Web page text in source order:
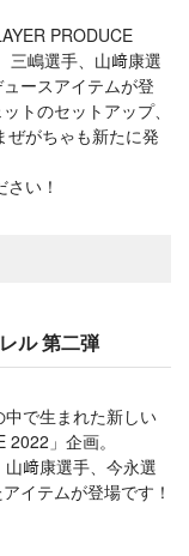
PRODUCE
三嶋選手、山﨑康選
ースアイテムが登
トのセットアップ、
ぜがちゃも新たに発
い！
ル 第二弾
で生まれた新しい
」企画。
﨑康選手、今永選
イテムが登場です！